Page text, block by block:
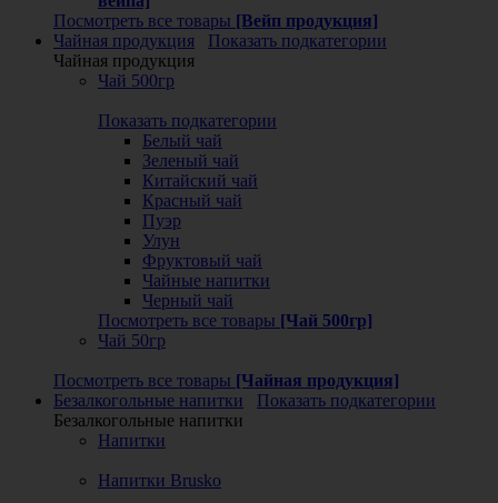
Посмотреть все товары [Вейп продукция]
Чайная продукция
Показать подкатегории
Чайная продукция
Чай 500гр
Показать подкатегории
Белый чай
Зеленый чай
Китайский чай
Красный чай
Пуэр
Улун
Фруктовый чай
Чайные напитки
Черный чай
Посмотреть все товары [Чай 500гр]
Чай 50гр
Посмотреть все товары [Чайная продукция]
Безалкогольные напитки
Показать подкатегории
Безалкогольные напитки
Напитки
Напитки Brusko